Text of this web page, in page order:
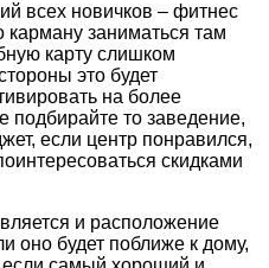
всех новичков – фитнес
карману заниматься там
карту слишком
это будет
на более
подбирайте то заведение,
если центр понравился,
скидками
и расположение
оно будет поближе к дому,